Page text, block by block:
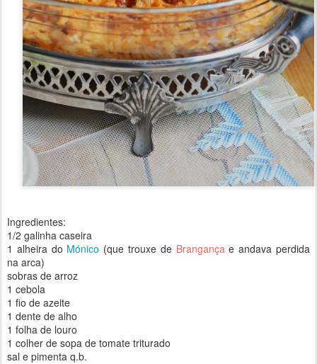
Ingredientes:
1/2 galinha caseira
1 alheira do Mónico (que trouxe deBrangançae andava perdida
na arca)
sobras de arroz
1 cebola
1 fio de azeite
1 dente de alho
1 folha de louro
1 colher de sopa de tomate triturado
sal e pimenta q.b.